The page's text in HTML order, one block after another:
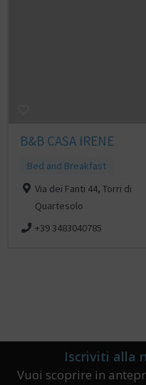
B&B CASA IRENE
Bed and Breakfast
Via dei Fanti 44, Torri di
Quartesolo
+39 3483040785
Iscriviti alla
Vuoi scoprire in